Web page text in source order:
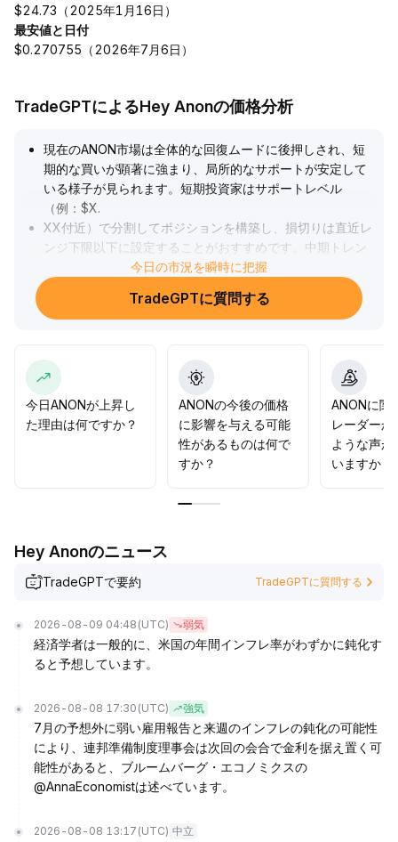
$24.73（2025年1月16日）
最安値と日付
$0.270755（2026年7月6日）
TradeGPTによるHey Anonの価格分析
現在のANON市場は全体的な回復ムードに後押しされ、短
期的な買いが顕著に強まり、局所的なサポートが安定して
いる様子が見られます。短期投資家はサポートレベル
（例：$X.
XX付近）で分割してポジションを構築し、損切りは直近レ
ンジ下限以下に設定することがおすすめです。中期トレン
ドは出来高が有意に伴って現高値（$X.
XX）を突破することが条件となります。明確な出来高増加
によるブレイクがなければ横ばいの展開が続く可能性が高
警戒も徹底しましょう。
今日の市況を瞬時に把握
TradeGPTに質問する
今日ANONが上昇し
た理由は何ですか？
ANONの今後の価格
に影響を与える可能
性があるものは何で
すか？
ANONに関
レーダーか
ような声が
いますか？
Hey Anonのニュース
TradeGPTで要約 TradeGPTに質問する
2026-08-09 04:48 (UTC) 弱気
経済学者は一般的に、米国の年間インフレ率がわずかに鈍化す
ると予想しています。
2026-08-08 17:30 (UTC) 強気
7月の予想外に弱い雇用報告と来週のインフレの鈍化の可能性
により、連邦準備制度理事会は次回の会合で金利を据え置く可
能性があると、ブルームバーグ・エコノミクスの
@AnnaEconomistは述べています。
2026-08-08 13:17 (UTC) 中立